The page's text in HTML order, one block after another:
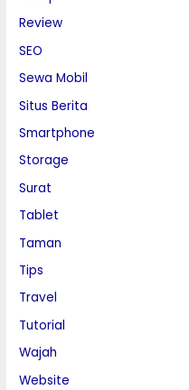
Review
SEO
Sewa Mobil
Situs Berita
Smartphone
Storage
Surat
Tablet
Taman
Tips
Travel
Tutorial
Wajah
Website